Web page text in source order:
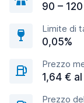
90 –
Limite di
0,05%
Prezzo
1,64 €
Prezzo